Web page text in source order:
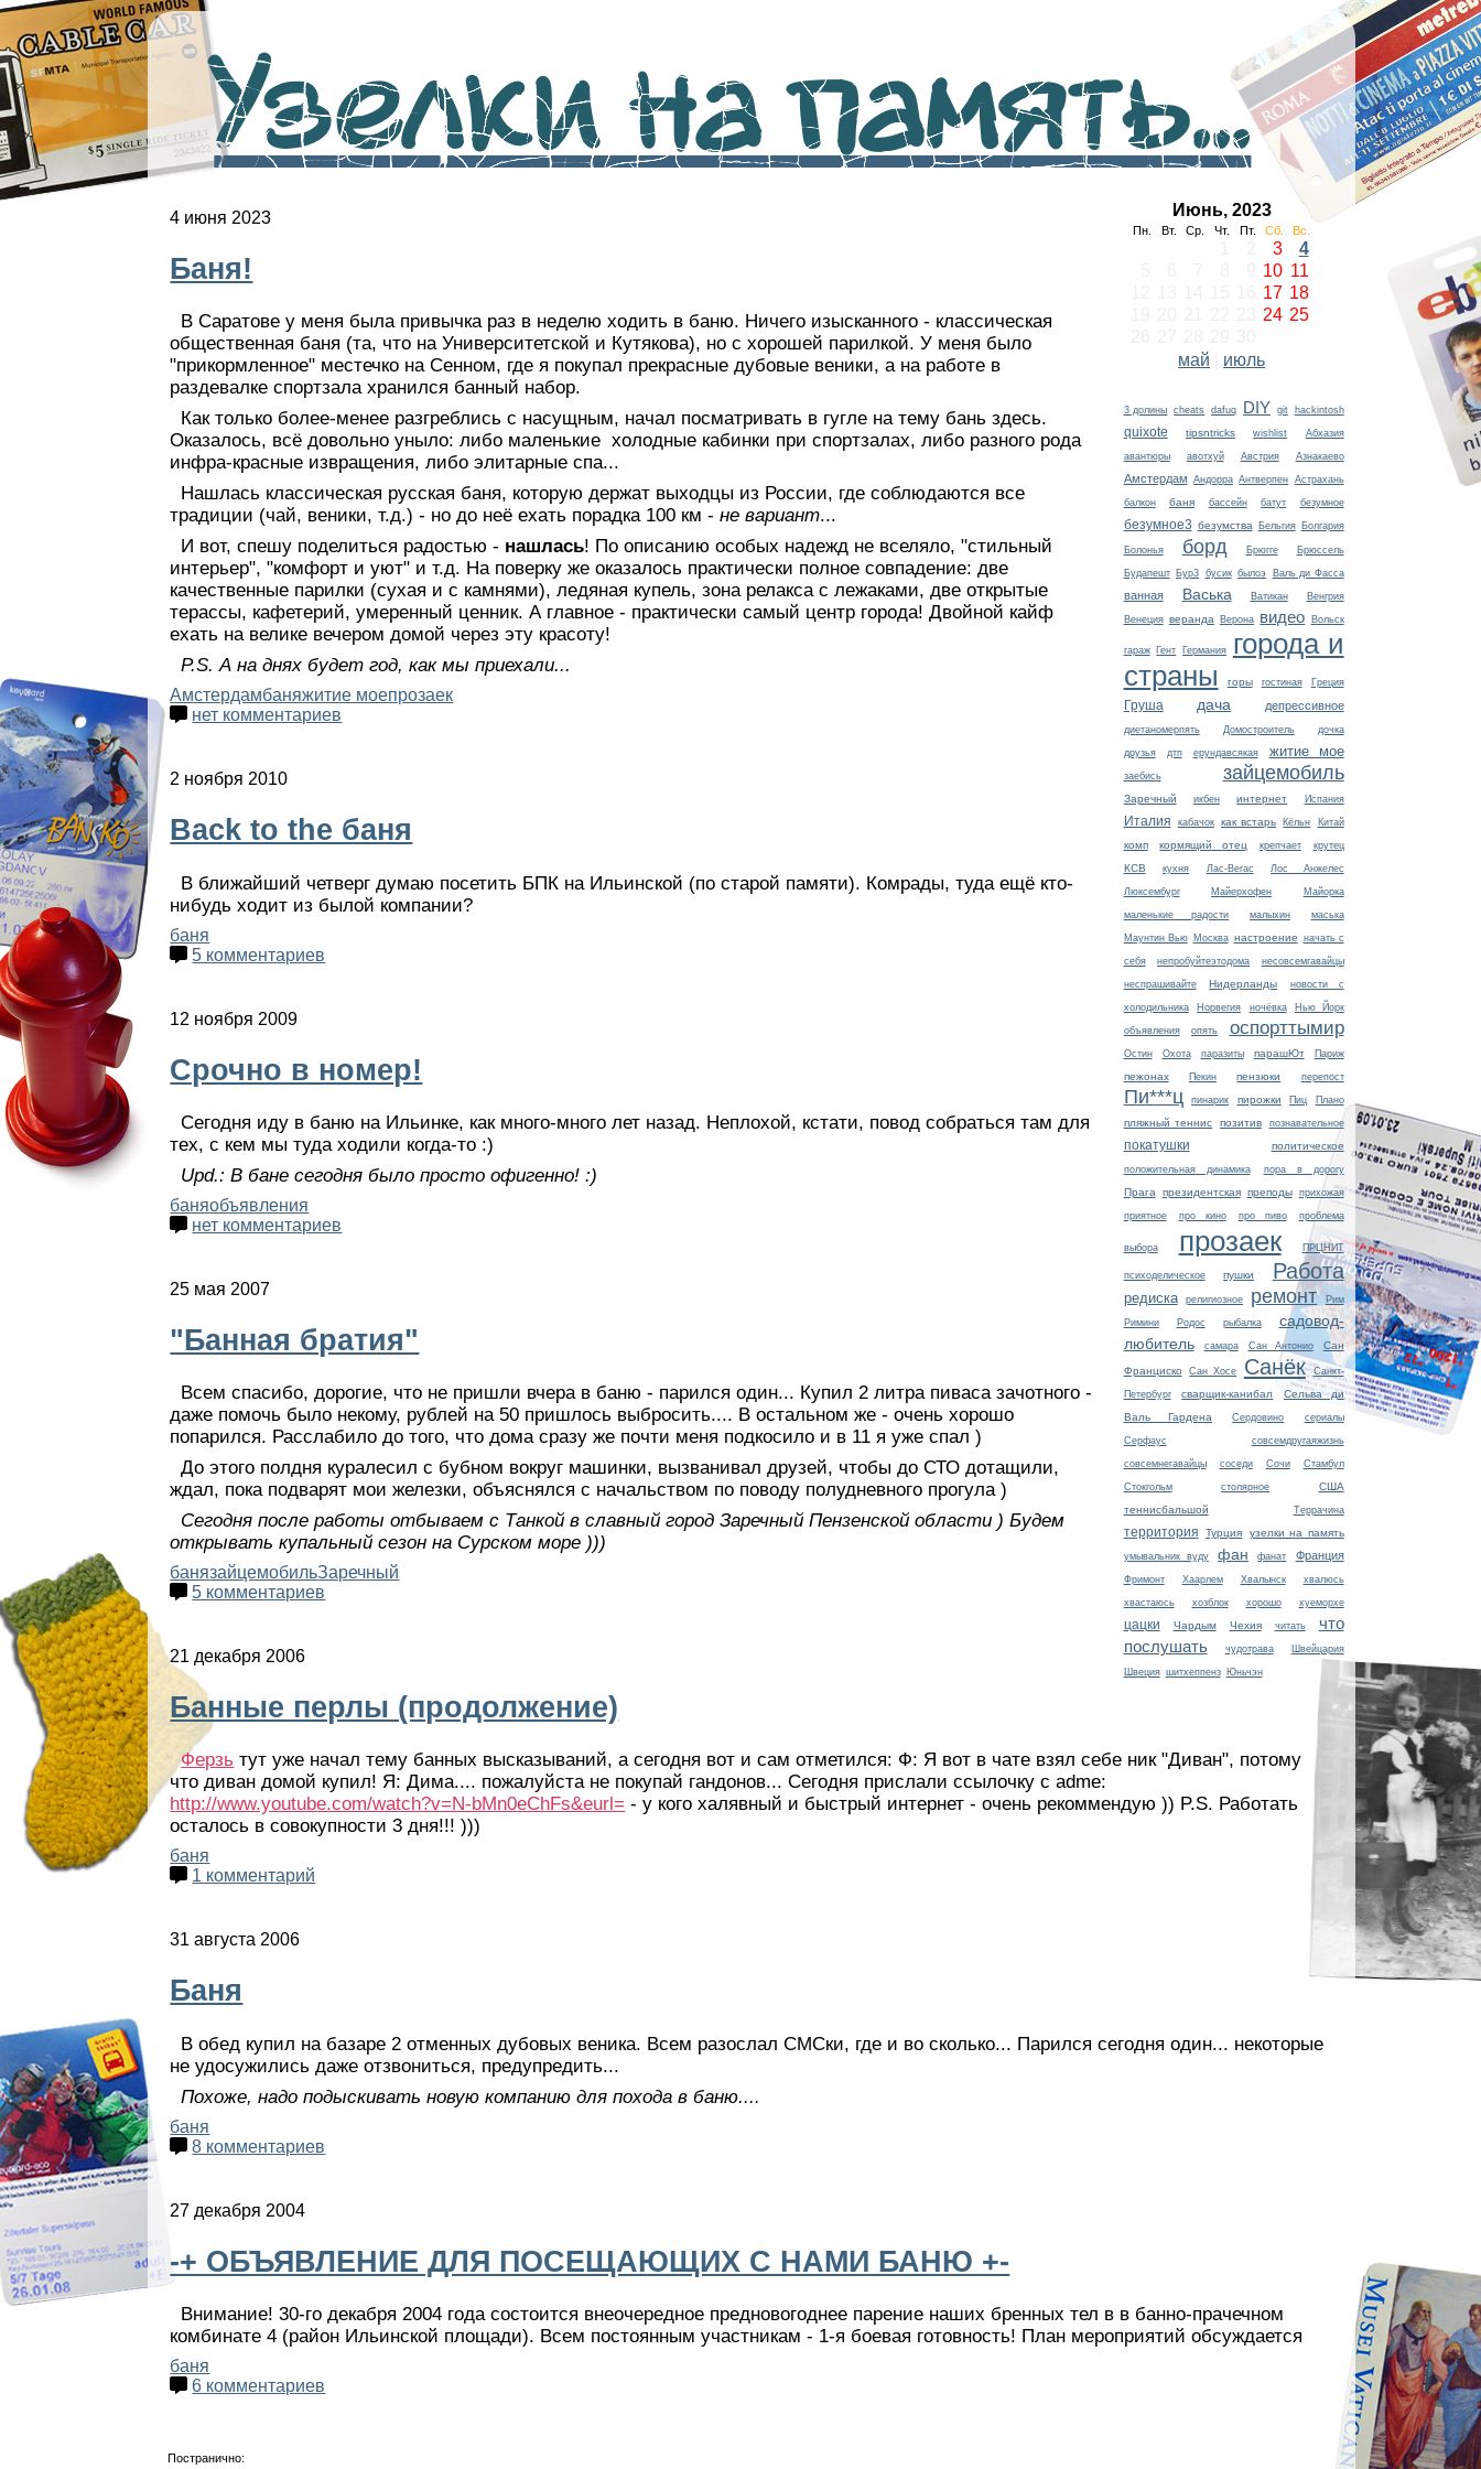
Узелки на память...
Июнь, 2023
Пн. Вт. Ср. Чт. Пт. Сб. Вс.
3
4
10 11
17 18
24 25
май
июль
3 долины cheats dafuq DIY git hackintosh
quixote tipsntricks wishlist Абхазия
авантюры авотхуй Австрия Азнакаево
Амстердам Андорра Антверпен Астрахань
балкон баня бассейн батут безумное
безумное3 безумства Бельгия Болгария
Болонья борд Брюгге Брюссель
Будапешт Бур3 бусик былоэ Валь ди Фасса
ванная Васька Ватикан Венгрия
Венеция веранда Верона видео Вольск
гараж Гент Германия
города и
страны
горы гостиная Греция
Груша дача депрессивное
диетаномерпять Домостроитель дочка
друзья дтп ерундавсякая житие мое
заебись зайцемобиль
Заречный икбен интернет Испания
Италия кабачок как встарь Кёльн Китай
комп кормящий отец крепчает крутец
КСВ кухня Лас-Вегас Лос Анжелес
Люксембург Майерхофен Майорка
маленькие радости малыхин маська
Маунтин Вью Москва настроение начать с
себя непробуйтеэтодома несовсемгавайцы
неспрашивайте Нидерланды новости с
холодильника Норвегия ночёвка Нью Йорк
объявления опять оспорттымир
Остин Охота паразиты парашЮт Париж
пежонах Пекин пензюки перепост
Пи***ц пинарик пирожки Пиц Плано
пляжный теннис позитив познавательное
покатушки политическое
положительная динамика пора в дорогу
Прага президентская преподы прихожая
приятное про кино про пиво проблема
выбора прозаек ПРЦНИТ
психоделическое пушки Работа
редиска религиозное ремонт Рим
Римини Родос рыбалка
садовод-
любитель
самара Сан Антонио Сан
Франциско Сан Хосе Санёк Санкт-
Петербург сварщик-канибал
Сельва ди
Валь Гардена
Сердовино сериалы
Серфаус совсемдругаяжизнь
совсемнегавайцы соседи Сочи Стамбул
Стокгольм столярное
США
теннисбальшой
Террачина
территория Турция узелки на память
умывальник вуду фан фанат Франция
Фримонт Хаарлем Хвалынск хвалюсь
хвастаюсь хозблок хорошо хуеморхе
цацки Чардым Чехия читать
что
послушать
чудотрава Швейцария
Швеция шитхеппенз Юньчэн
4 июня 2023
Баня!
В Саратове у меня была привычка раз в неделю ходить в баню. Ничего изысканного - классическая
общественная баня (та, что на Университетской и Кутякова), но с хорошей парилкой. У меня было
"прикормленное" местечко на Сенном, где я покупал прекрасные дубовые веники, а на работе в
раздевалке спортзала хранился банный набор.
Как только более-менее разгреблись с насущным, начал посматривать в гугле на тему бань здесь.
Оказалось, всё довольно уныло: либо маленькие холодные кабинки при спортзалах, либо разного рода
инфра-красные извращения, либо элитарные спа...
Нашлась классическая русская баня, которую держат выходцы из России, где соблюдаются все
традиции (чай, веники, т.д.) - но до неё ехать порадка 100 км -не вариант...
И вот, спешу поделиться радостью - нашлась! По описанию особых надежд не вселяло, "стильный
интерьер", "комфорт и уют" и т.д. На поверку же оказалось практически полное совпадение: две
качественные парилки (сухая и с камнями), ледяная купель, зона релакса с лежаками, две открытые
терассы, кафетерий, умеренный ценник. А главное - практически самый центр города! Двойной кайф
ехать на велике вечером домой через эту красоту!
P.S. А на днях будет год, как мы приехали...
Амстердамбаняжитие моепрозаек
нет комментариев
2 ноября 2010
Back to the баня
В ближайший четверг думаю посетить БПК на Ильинской (по старой памяти). Комрады, туда ещё кто-
нибудь ходит из былой компании?
баня
5 комментариев
12 ноября 2009
Срочно в номер!
Сегодня иду в баню на Ильинке, как много-много лет назад. Неплохой, кстати, повод собраться там для
тех, с кем мы туда ходили когда-то :)
Upd.: В бане сегодня было просто офигенно! :)
баняобъявления
нет комментариев
25 мая 2007
"Банная братия"
Всем спасибо, дорогие, что не пришли вчера в баню - парился один... Купил 2 литра пиваса зачотного -
даже помочь было некому, рублей на 50 пришлось выбросить.... В остальном же - очень хорошо
попарился. Расслабило до того, что дома сразу же почти меня подкосило и в 11 я уже спал )
До этого полдня куралесил с бубном вокруг машинки, вызванивал друзей, чтобы до СТО дотащили,
ждал, пока подварят мои железки, объяснялся с начальством по поводу полудневного прогула )
Сегодня после работы отбываем с Танкой в славный город Заречный Пензенской области ) Будем
открывать купальный сезон на Сурском море )))
банязайцемобильЗаречный
5 комментариев
21 декабря 2006
Банные перлы (продолжение)
Ферзь тут уже начал тему банных высказываний, а сегодня вот и сам отметился: Ф: Я вот в чате взял себе ник "Диван", потому
что диван домой купил! Я: Дима.... пожалуйста не покупай гандонов... Сегодня прислали ссылочку с adme:
http://www.youtube.com/watch?v=N-bMn0eChFs&eurl= - у кого халявный и быстрый интернет - очень рекоммендую )) P.S. Работать
осталось в совокупности 3 дня!!! )))
баня
1 комментарий
31 августа 2006
Баня
В обед купил на базаре 2 отменных дубовых веника. Всем разослал СМСки, где и во сколько... Парился сегодня один... некоторые
не удосужились даже отзвониться, предупредить...
Похоже, надо подыскивать новую компанию для похода в баню....
баня
8 комментариев
27 декабря 2004
-+ ОБЪЯВЛЕНИЕ ДЛЯ ПОСЕЩАЮЩИХ С НАМИ БАНЮ +-
Внимание! 30-го декабря 2004 года состоится внеочередное предновогоднее парение наших бренных тел в в банно-прачечном
комбинате 4 (район Ильинской площади). Всем постоянным участникам - 1-я боевая готовность! План мероприятий обсуждается
баня
6 комментариев
Постранично: